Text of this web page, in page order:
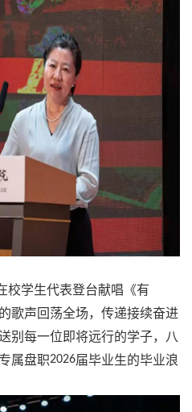
校学生代表登台献唱《有
歌声回荡全场，传递接续奋进
别每一位即将远行的学子，八
属盘职2026届毕业生的毕业浪